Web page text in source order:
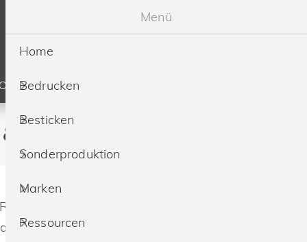
besticken lassen
Ringspun
Menü
Home
Bedrucken
Besticken
Sonderproduktion
Marken
Ressourcen